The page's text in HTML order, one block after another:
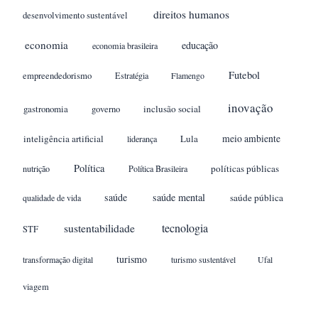
desenvolvimento sustentável direitos humanos
economia economia brasileira educação
empreendedorismo Estratégia Flamengo Futebol
gastronomia governo inclusão social inovação
inteligência artificial liderança Lula meio ambiente
nutrição Política Política Brasileira políticas públicas
qualidade de vida saúde saúde mental saúde pública
STF sustentabilidade tecnologia
transformação digital turismo turismo sustentável Ufal
viagem